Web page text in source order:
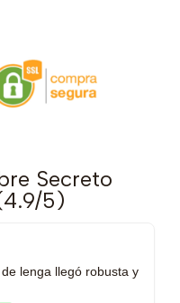
Secreto
5)
lenga llegó robusta y